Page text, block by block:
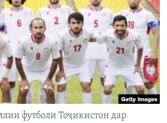
футболи Тоҷикистон дар